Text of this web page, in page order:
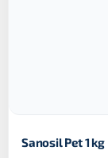
Sanosil Pet 1 kg